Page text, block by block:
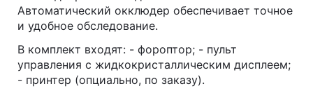
Автоматический окклюдер обеспечивает точное
и удобное обследование.
В комплект входят: - фороптор; - пульт
управления с жидкокристаллическим дисплеем;
- принтер (опциально, по заказу).